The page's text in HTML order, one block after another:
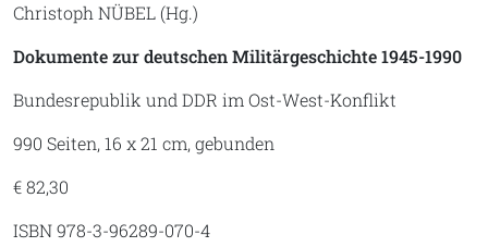
Christoph NÜBEL (Hg.)
Dokumente zur deutschen Militärgeschichte 1945-1990
Bundesrepublik und DDR im Ost-West-Konflikt
990 Seiten, 16 x 21 cm, gebunden
€ 82,30
ISBN 978-3-96289-070-4